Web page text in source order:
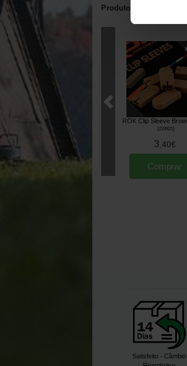
Produtos relacionados
ROK Clip Sleeve
233921]
3 40€
Comprar
Satisfeito - Câmbio